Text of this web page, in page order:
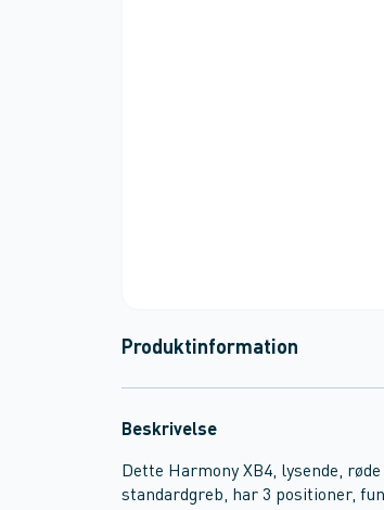
Produktinformation
Beskrivelse
Dette Harmony XB4, lysende,
standardgreb, har 3 positioner,